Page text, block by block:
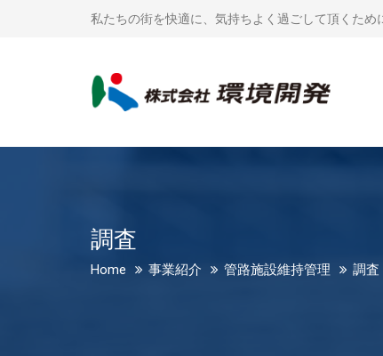
私たちの街を快適に、気持ちよく過ごして頂くため
調査
Home 事業紹介 管路施設維持管理 調査